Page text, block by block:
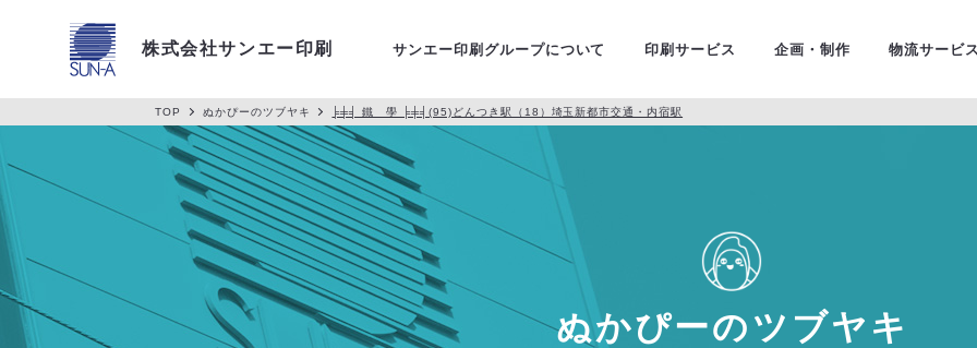
株式会社サンエー印刷 サンエー印刷グループについて 印刷サービス
金融・証券
企画・制作 物流サービ
TOP ぬかぴーのツブヤキ ╞╪╡ 鐵 學 ╞╪╡(95)どんつき駅（18）埼玉新都市交通・内宿駅
ぬかぴーのツブヤキ